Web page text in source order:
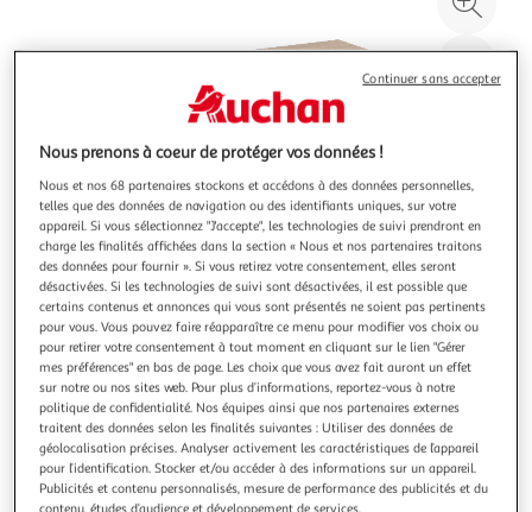
d'aide
à
Illustration
précédente
Illustration
suivante
FIVE
Meuble tv 5 cases en bois bivoak - beige
Ce meuble TV complète en toute sobriété l'aménagement
de votre salon. Il présente une forme rectangulaire et des
lignes épurées. En plus de ça, le meuble TV Berlin en
imitation bois apporte une touche chaleureuse
En savoir +
Vendu par Toilinux
Nous prenons à coeur de protéger vos données !
Nous et nos 68 partenaires stockons et accédons à des données personnelles,
telles que des données de navigation ou des identifiants uniques, sur votre
appareil. Si vous sélectionnez "J'accepte", les technologies de suivi prendront en
charge les finalités affichées dans la section « Nous et nos partenaires traitons
des données pour fournir ». Si vous retirez votre consentement, elles seront
désactivées. Si les technologies de suivi sont désactivées, il est possible que
certains contenus et annonces qui vous sont présentés ne soient pas pertinents
pour vous. Vous pouvez faire réapparaître ce menu pour modifier vos choix ou
pour retirer votre consentement à tout moment en cliquant sur le lien "Gérer
mes préférences" en bas de page. Les choix que vous avez fait auront un effet
sur notre ou nos sites web. Pour plus d’informations, reportez-vous à notre
politique de confidentialité. Nos équipes ainsi que nos partenaires externes
traitent des données selon les finalités suivantes : Utiliser des données de
géolocalisation précises. Analyser activement les caractéristiques de l’appareil
pour l’identification. Stocker et/ou accéder à des informations sur un appareil.
Publicités et contenu personnalisés, mesure de performance des publicités et du
contenu, études d’audience et développement de services.
Continuer sans accepter